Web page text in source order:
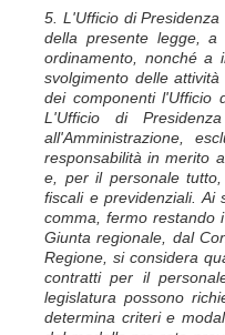
5. L'Ufficio di
della presente legge, a
ordinamento, nonché a
svolgimento delle
dei componenti l'Ufficio
L'Ufficio di
all'Amministrazione,
responsabilità in merito
e, per il personale
fiscali e previdenziali.
comma, fermo restando
Giunta regionale, dal
Regione, si considera
contratti per il
legislatura possono
determina criteri e